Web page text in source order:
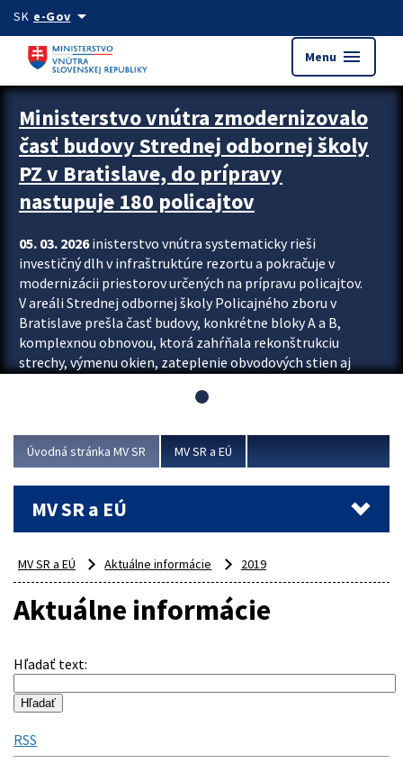
Preskocit na hlavný obsah
SK e-Govarrow_drop_down
Menu menu
Ministerstvo vnútra zmodernizovalo
časť budovy Strednej odbornej školy
PZ v Bratislave, do prípravy
nastupuje 180 policajtov
05. 03. 2026inisterstvo vnútra systematicky rieši
investičný dlh v infraštruktúre rezortu a pokračuje v
modernizácii priestorov určených na prípravu policajtov.
V areáli Strednej odbornej školy Policajného zboru v
Bratislave prešla časť budovy, konkrétne bloky A a B,
komplexnou obnovou, ktorá zahŕňala rekonštrukciu
strechy, výmenu okien, zateplenie obvodových stien aj
aj interiéru, kde vznikli nové učebne a moderné
Viac
Úvodná stránka MV SR MV SR a EÚ
MV SR a EÚ
MV SR a EÚ Aktuálne informácie 2019
Aktuálne informácie
Hľadať text:
RSS